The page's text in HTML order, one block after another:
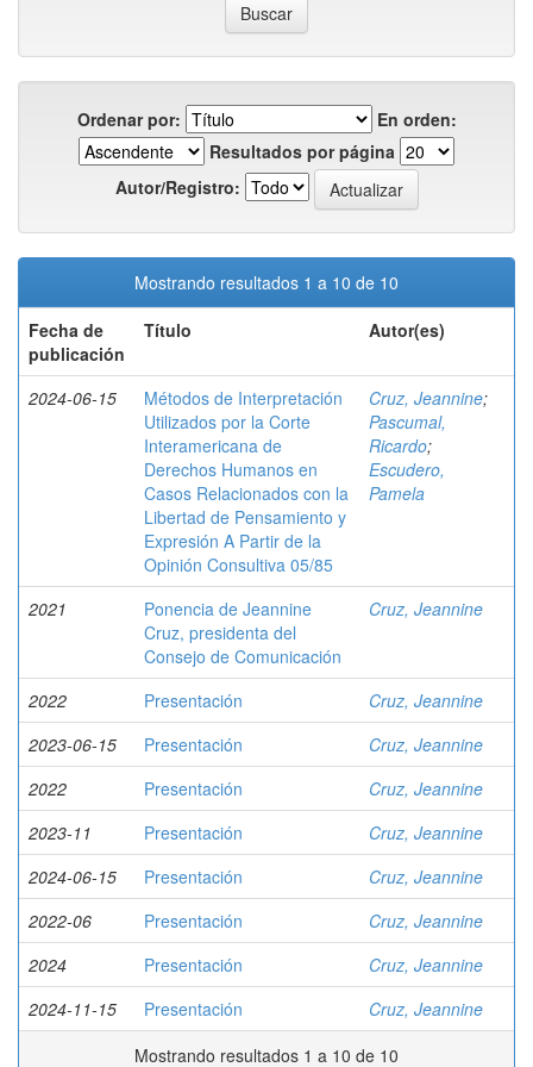
Ordenar por:
En orden:
Resultados por página
Autor/Registro:
Mostrando resultados 1 a 10 de 10
Fecha de
publicación
Título Autor(es)
2024-06-15
Métodos de Interpretación
Utilizados por la Corte
Interamericana de
Derechos Humanos en
Casos Relacionados con la
Libertad de Pensamiento y
Expresión A Partir de la
Opinión Consultiva 05/85
Cruz, Jeannine;
Pascumal,
Ricardo;
Escudero,
Pamela
2021
Ponencia de Jeannine
Cruz, presidenta del
Consejo de Comunicación
Cruz, Jeannine
2022 Presentación
Cruz, Jeannine
2023-06-15
Presentación
Cruz, Jeannine
2022
Presentación
Cruz, Jeannine
2023-11
Presentación
Cruz, Jeannine
2024-06-15
Presentación
Cruz, Jeannine
2022-06
Presentación
Cruz, Jeannine
2024
Presentación
Cruz, Jeannine
2024-11-15
Presentación
Cruz, Jeannine
Mostrando resultados 1 a 10 de 10